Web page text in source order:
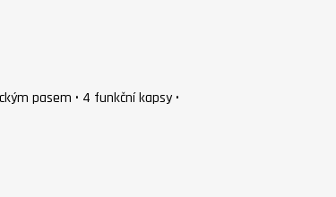
pasem • 4 funkční kapsy •